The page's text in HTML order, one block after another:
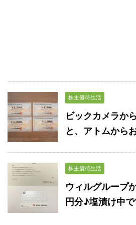
株主優待生活
ビックカメラか
と、アトムから
株主優待生活
ウィルグループ
円分♪塩漬け中で